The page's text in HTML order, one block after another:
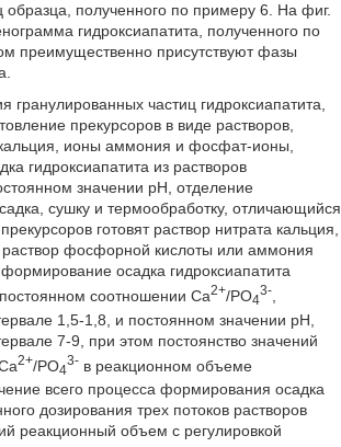
образца, полученного по примеру 6. На фиг.
гидроксиапатита, полученного по
преимущественно присутствуют фазы
гранулированных частиц гидроксиапатита,
прекурсоров в виде растворов,
ионы аммония и фосфат-ионы,
гидроксиапатита из растворов
значении рН, отделение
сушку и термообработку, отличающийся
готовят раствор нитрата кальция,
фосфорной кислоты или аммония
осадка гидроксиапатита
соотношении Са2+/PO4
3-,
1,5-1,8, и постоянном значении рН,
7-9, при этом постоянство значений
2+/PO4
3-в реакционном объеме
всего процесса формирования осадка
дозирования трех потоков растворов
реакционный объем с регулировкой